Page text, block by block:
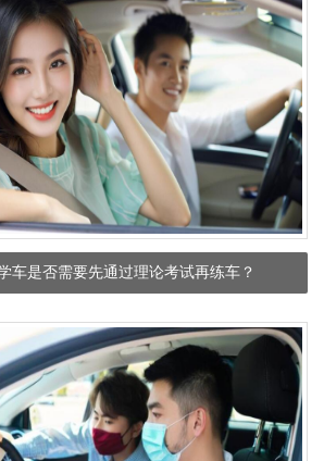
车是否需要先通过理论考试再练车？